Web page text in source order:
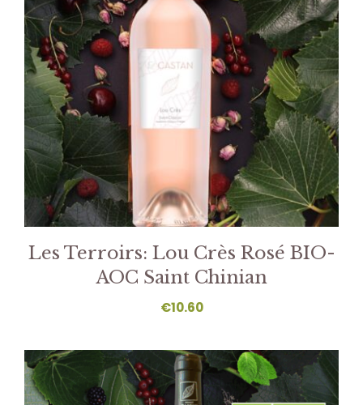
Les Terroirs: Lou Crès Rosé BIO-
AOC Saint Chinian
€10.60